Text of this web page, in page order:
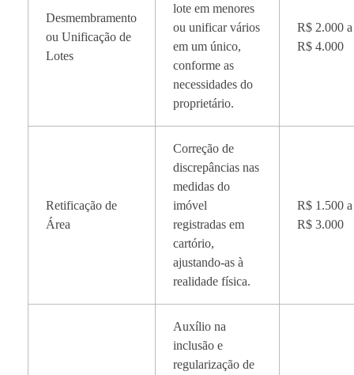
Desmembramento
ou Unificação de
Lotes
lote em menores
ou unificar vários
em um único,
conforme as
necessidades do
proprietário.
R$ 2.000 a
R$ 4.000
Retificação de
Área
Correção de
discrepâncias nas
medidas do
imóvel
registradas em
cartório,
ajustando-as à
realidade física.
R$ 1.500 a
R$ 3.000
Auxílio na
inclusão e
regularização de